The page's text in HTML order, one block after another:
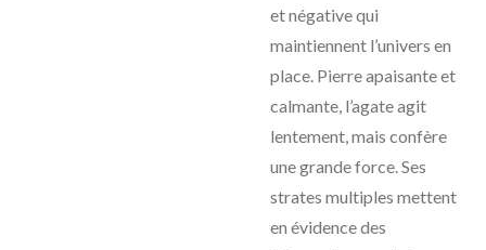
et négative qui
maintiennent l’univers en
place. Pierre apaisante et
calmante, l’agate agit
lentement, mais confère
une grande force. Ses
strates multiples mettent
en évidence des